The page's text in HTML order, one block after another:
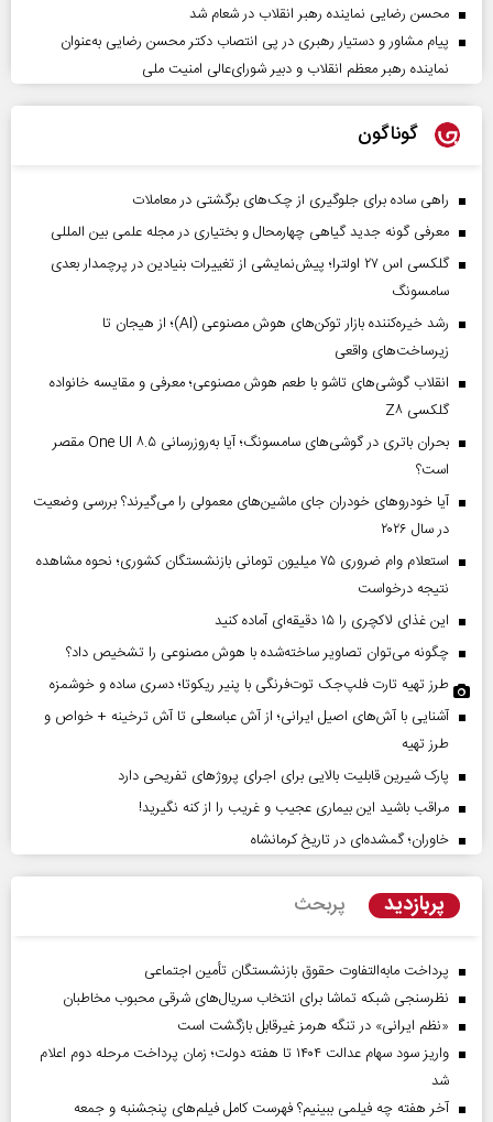
محسن رضایی نماینده رهبر انقلاب در شعام شد
پیام مشاور و دستیار رهبری در پی انتصاب دکتر محسن رضایی به‌عنوان
نماینده رهبر معظم انقلاب و دبیر شورای‌عالی امنیت ملی
گوناگون
راهی ساده برای جلوگیری از چک‌های برگشتی در معاملات
معرفی گونه جدید گیاهی چهارمحال و بختیاری در مجله علمی بین المللی
گلکسی اس ۲۷ اولترا؛ پیش‌نمایشی از تغییرات بنیادین در پرچمدار بعدی
سامسونگ
رشد خیره‌کننده بازار توکن‌های هوش مصنوعی (AI)؛ از هیجان تا
زیرساخت‌های واقعی
انقلاب گوشی‌های تاشو‌ با طعم هوش مصنوعی؛ معرفی و مقایسه خانواده
گلکسی Z۸
بحران باتری در گوشی‌های سامسونگ؛ آیا به‌روزرسانی One UI ۸.۵ مقصر
است؟
آیا خودروهای خودران جای ماشین‌های معمولی را می‌گیرند؟ بررسی وضعیت
در سال ۲۰۲۶
استعلام وام ضروری ۷۵ میلیون تومانی بازنشستگان کشوری؛ نحوه مشاهده
نتیجه درخواست
این غذای لاکچری را ۱۵ دقیقه‌ای آماده کنید
چگونه می‌توان تصاویر ساخته‌شده با هوش مصنوعی را تشخیص داد؟
طرز تهیه تارت فلپ‌جک توت‌فرنگی با پنیر ریکوتا؛ دسری ساده و خوشمزه
آشنایی با آش‌های اصیل ایرانی؛ از آش عباسعلی تا آش ترخینه + خواص و
طرز تهیه
پارک شیرین قابلیت‌ بالایی برای اجرای پروژهای تفریحی دارد
مراقب باشید این بیماری عجیب و غریب را از کنه نگیرید!
خاوران؛ گمشده‌ای در تاریخ کرمانشاه
پربازدید پربحث
پرداخت مابه‌التفاوت حقوق بازنشستگان تأمین اجتماعی
نظرسنجی شبکه تماشا برای انتخاب سریال‌های شرقی محبوب مخاطبان
«نظم ایرانی» در تنگه هرمز غیرقابل بازگشت است
واریز سود سهام عدالت ۱۴۰۴ تا هفته دولت؛ زمان پرداخت مرحله دوم اعلام
شد
آخر هفته چه فیلمی ببینیم؟ فهرست کامل فیلم‌های پنجشنبه و جمعه